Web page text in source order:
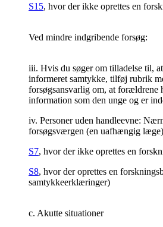
S15, hvor der ikke oprettes en
Ved mindre indgribende forsøg:
iii. Hvis du søger om tilladelse til,
informeret samtykke, tilføj rubrik
forsøgsansvarlig om, at forældrene
information som den unge og er
iv. Personer uden handleevne:
forsøgsværgen (en uafhængig læge)
S7, hvor der ikke oprettes en
S8, hvor der oprettes en
samtykkeerklæringer)
c. Akutte situationer